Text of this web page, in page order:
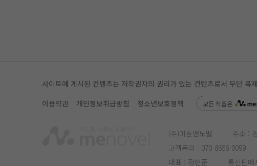
사이트에 게시된 컨텐츠는 저작권자의 권리가 있는 컨텐츠로서 무단
이용약관
개인정보취급방침 청소년보호정책 모든 작품은
(주)미툰앤노벨 주소 :
고객문의 : 070-8656-0099
대표 : 정현준
통신판